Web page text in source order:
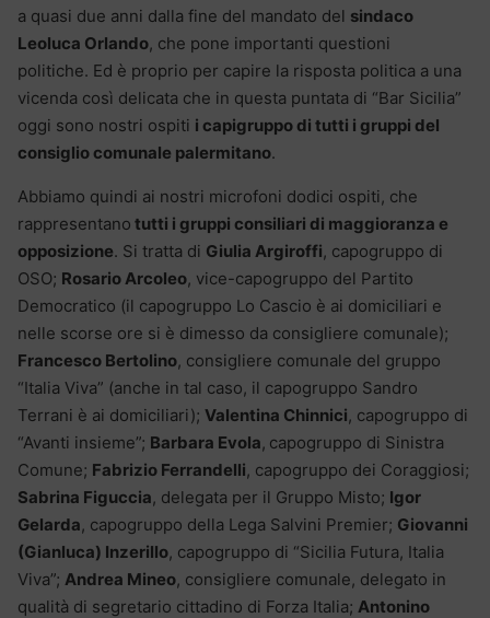
a quasi due anni dalla fine del mandato del sindaco
Leoluca Orlando, che pone importanti questioni
politiche. Ed è proprio per capire la risposta politica a una
vicenda così delicata che in questa puntata di “Bar Sicilia”
oggi sono nostri ospiti i capigruppo di tutti i gruppi del
consiglio comunale palermitano.
Abbiamo quindi ai nostri microfoni dodici ospiti, che
rappresentano tutti i gruppi consiliari di maggioranza e
opposizione. Si tratta di Giulia Argiroffi, capogruppo di
OSO; Rosario Arcoleo, vice-capogruppo del Partito
Democratico (il capogruppo Lo Cascio è ai domiciliari e
nelle scorse ore si è dimesso da consigliere comunale);
Francesco Bertolino, consigliere comunale del gruppo
“Italia Viva” (anche in tal caso, il capogruppo Sandro
Terrani è ai domiciliari); Valentina Chinnici, capogruppo di
“Avanti insieme”; Barbara Evola, capogruppo di Sinistra
Comune; Fabrizio Ferrandelli, capogruppo dei Coraggiosi;
Sabrina Figuccia, delegata per il Gruppo Misto; Igor
Gelarda, capogruppo della Lega Salvini Premier; Giovanni
(Gianluca) Inzerillo, capogruppo di “Sicilia Futura, Italia
Viva”; Andrea Mineo, consigliere comunale, delegato in
qualità di segretario cittadino di Forza Italia; Antonino